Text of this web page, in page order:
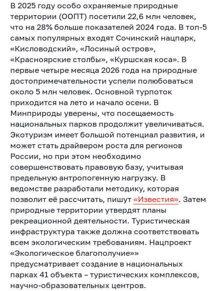
В 2025 году особо охраняемые природные
территории (ООПТ) посетили 22,6 млн человек,
что на 28% больше показателей 2024 года. В топ-5
самых популярных входят Сочинский нацпарк,
«Кисловодский», «Лосиный остров»,
«Красноярские столбы», «Куршская коса». В
первые четыре месяца 2026 года на природные
достопримечательности успели полюбоваться
около 5 млн человек. Основной турпоток
приходится на лето и начало осени. В
Минприроды уверены, что посещаемость
национальных парков продолжит увеличиваться.
Экотуризм имеет большой потенциал развития, и
может стать драйвером роста для регионов
России, но при этом необходимо
совершенствовать правовую базу, учитывая
предельную антропогенную нагрузку. В
ведомстве разработали методику, которая
позволит её рассчитать, пишут «Известия». Затем
природные территории утвердят планы
рекреационной деятельности. Туристическая
инфраструктура также должна соответствовать
всем экологическим требованиям. Нацпроект
«Экологическое благополучие»»
предусматривает создание в национальных
парках 41 объекта – туристических комплексов,
научно-образовательных центров.